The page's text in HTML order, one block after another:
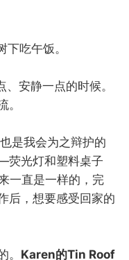
吃午饭。
安静一点的时候。
。
是我会为之辩护的
荧光灯和塑料桌子
直是一样的，完
后，想要感受回家的
。 Karen的Tin Roof